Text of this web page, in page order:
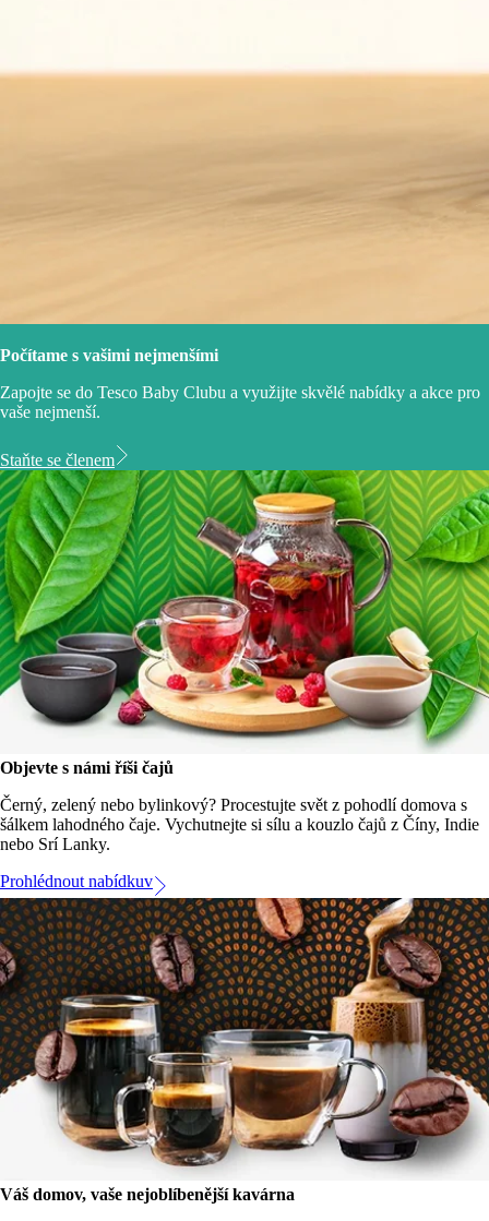
Počítame s vašimi nejmenšími
Zapojte se do Tesco Baby Clubu a využijte skvělé nabídky a akce pro
vaše nejmenší.
Staňte se členem
Objevte s námi říši čajů
Černý, zelený nebo bylinkový? Procestujte svět z pohodlí domova s
šálkem lahodného čaje. Vychutnejte si sílu a kouzlo čajů z Číny, Indie
nebo Srí Lanky.
Prohlédnout nabídkuv
Váš domov, vaše nejoblíbenější kavárna